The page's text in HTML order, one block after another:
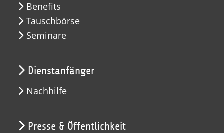
Benefits
Tauschbörse
Seminare
Dienstanfänger
Nachhilfe
Presse & Öffentlichkeit